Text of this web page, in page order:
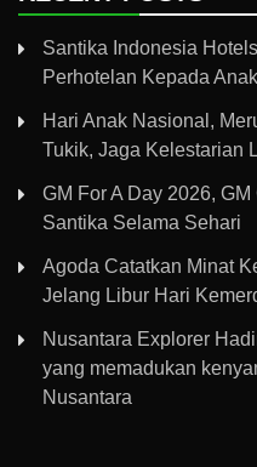
Santika Indonesia
Perhotelan Kepada
Hari Anak Nasional,
Tukik, Jaga Kelestarian
GM For A Day 2026,
Santika Selama Sehari
Agoda Catatkan Minat
Jelang Libur Hari
Nusantara Explorer
yang memadukan
Nusantara